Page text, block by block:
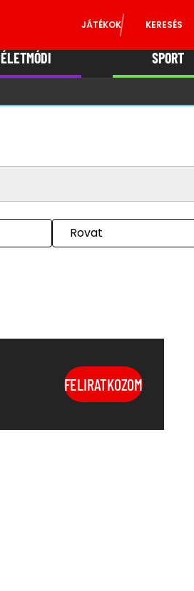
JÁTÉKOK KERESÉS
ÉLETMÓDI SPORT
Rovat
FELIRATKOZOM